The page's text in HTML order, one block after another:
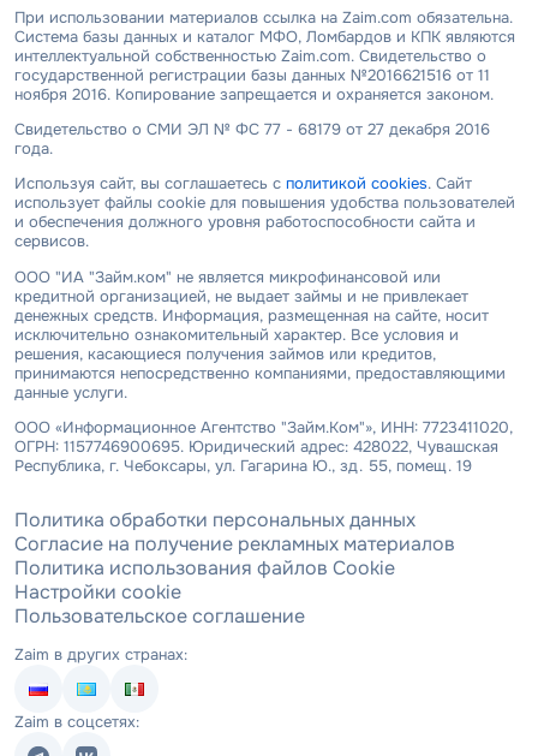
При использовании материалов ссылка на Zaim.com обязательна.
Система базы данных и каталог МФО, Ломбардов и КПК являются
интеллектуальной собственностью Zaim.com. Свидетельство о
государственной регистрации базы данных №2016621516 от 11
ноября 2016. Копирование запрещается и охраняется законом.
Свидетельство о СМИ ЭЛ № ФС 77 - 68179 от 27 декабря 2016
года.
Используя сайт, вы соглашаетесь с политикой cookies. Сайт
использует файлы cookie для повышения удобства пользователей
и обеспечения должного уровня работоспособности сайта и
сервисов.
ООО "ИА "Займ.ком" не является микрофинансовой или
кредитной организацией, не выдает займы и не привлекает
денежных средств. Информация, размещенная на сайте, носит
исключительно ознакомительный характер. Все условия и
решения, касающиеся получения займов или кредитов,
принимаются непосредственно компаниями, предоставляющими
данные услуги.
ООО «Информационное Агентство "Займ.Ком"», ИНН: 7723411020,
ОГРН: 1157746900695. Юридический адрес: 428022, Чувашская
Республика, г. Чебоксары, ул. Гагарина Ю., зд. 55, помещ. 19
Политика обработки персональных данных
Согласие на получение рекламных материалов
Политика использования файлов Cookie
Настройки cookie
Пользовательское соглашение
Zaim в других странах:
Zaim в соцсетях: